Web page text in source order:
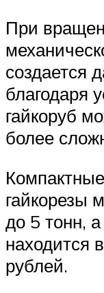
При
создается
благодаря
гайкоруб
более
гайкорезы
до 5 тонн,
находится
рублей.